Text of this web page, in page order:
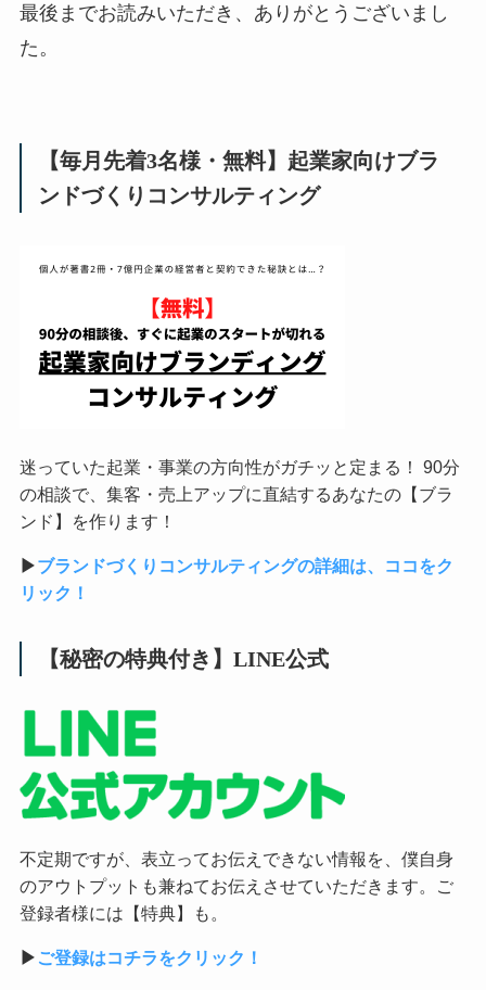
最後までお読みいただき、ありがとうございまし
た。
【毎月先着3名様・無料】起業家向けブラ
ンドづくりコンサルティング
迷っていた起業・事業の方向性がガチッと定まる！ 90分
の相談で、集客・売上アップに直結するあなたの【ブラ
ンド】を作ります！
▶︎ブランドづくりコンサルティングの詳細は、ココをク
リック！
【秘密の特典付き】LINE公式
不定期ですが、表立ってお伝えできない情報を、僕自身
のアウトプットも兼ねてお伝えさせていただきます。ご
登録者様には【特典】も。
▶︎ ご登録はコチラをクリック！